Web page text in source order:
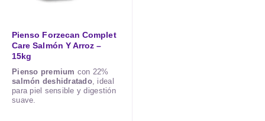
Pienso Forzecan Complet
Care Salmón Y Arroz –
15kg
Pienso premium con 22%
salmón deshidratado, ideal
para piel sensible y digestión
suave.